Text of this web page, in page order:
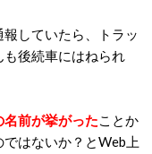
していたら、トラッ
後続車にはねられ
前が挙がったことか
はないか？とWeb上